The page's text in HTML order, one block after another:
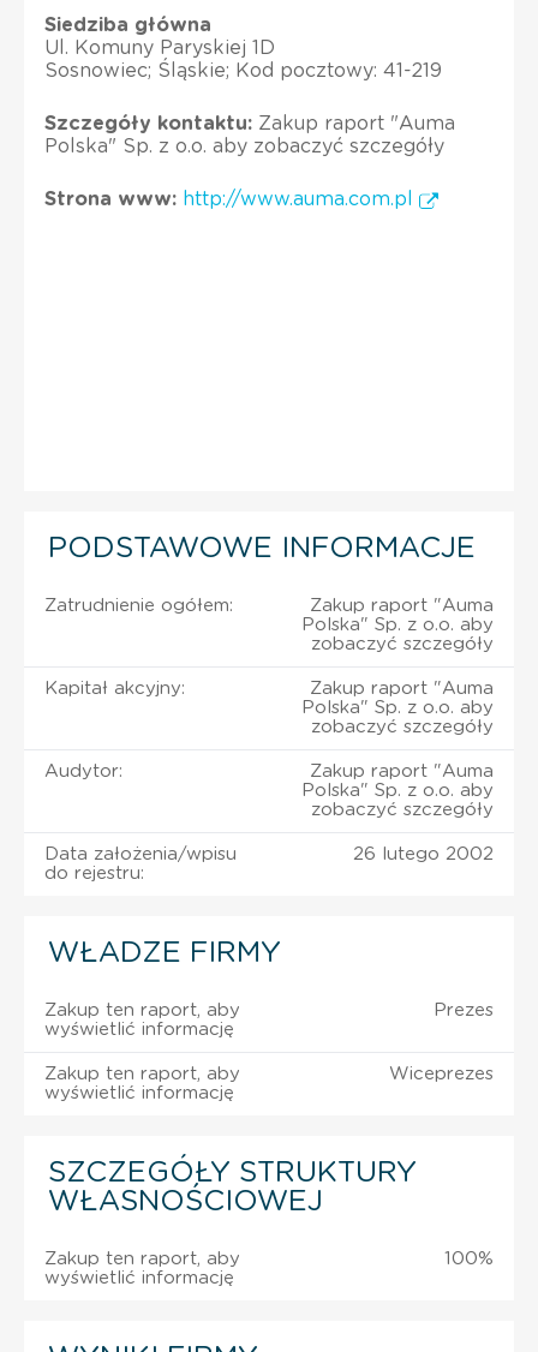
Siedziba główna
Ul. Komuny Paryskiej 1D
Sosnowiec; Śląskie; Kod pocztowy: 41-219
Szczegóły kontaktu: Zakup raport "Auma
Polska" Sp. z o.o. aby zobaczyć szczegóły
Strona www: http://www.auma.com.pl
PODSTAWOWE INFORMACJE
Zatrudnienie ogółem:
Zakup raport "Auma
Polska" Sp. z o.o. aby
zobaczyć szczegóły
Kapitał akcyjny:
Zakup raport "Auma
Polska" Sp. z o.o. aby
zobaczyć szczegóły
Audytor:
Zakup raport "Auma
Polska" Sp. z o.o. aby
zobaczyć szczegóły
Data założenia/wpisu
do rejestru:
26 lutego 2002
WŁADZE FIRMY
Zakup ten raport, aby
wyświetlić informację
Prezes
Zakup ten raport, aby
wyświetlić informację
Wiceprezes
SZCZEGÓŁY STRUKTURY
WŁASNOŚCIOWEJ
Zakup ten raport, aby
wyświetlić informację
100%